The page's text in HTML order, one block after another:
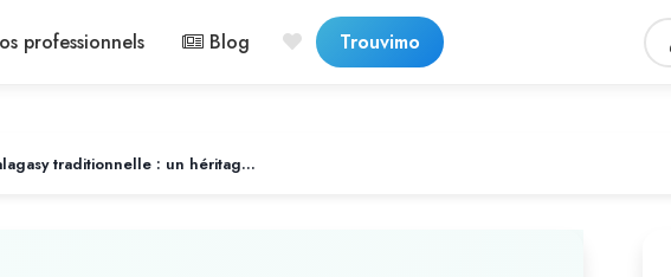
professionnels Blog Trouvimo
La cuisine malagasy traditionnelle : un héritage transmis de génération en génération